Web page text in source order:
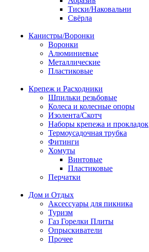
Тиски/Наковальни
Свёрла
Канистры/Воронки
Воронки
Алюминиевые
Металлические
Пластиковые
Крепеж и Расходники
Шпильки резьбовые
Колеса и колесные опоры
Изолента/Скотч
Наборы крепежа и прокладок
Термоусадочная трубка
Фитинги
Хомуты
Винтовые
Пластиковые
Перчатки
Дом и Отдых
Аксессуары для пикника
Туризм
Газ Горелки Плиты
Опрыскиватели
Прочее